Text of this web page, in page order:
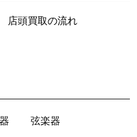
店頭買取の流れ
弦楽器